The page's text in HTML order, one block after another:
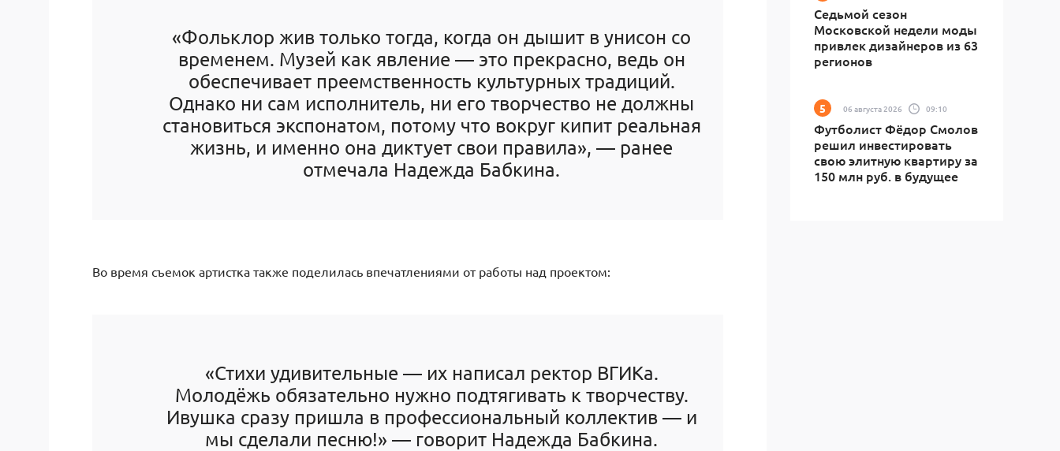
«Фольклор жив только тогда, когда он дышит в унисон со
временем. Музей как явление — это прекрасно, ведь он
обеспечивает преемственность культурных традиций.
Однако ни сам исполнитель, ни его творчество не должны
становиться экспонатом, потому что вокруг кипит реальная
жизнь, и именно она диктует свои правила», — ранее
отмечала Надежда Бабкина.
Во время съемок артистка также поделилась впечатлениями от работы над проектом:
«Стихи удивительные — их написал ректор ВГИКа.
Молодёжь обязательно нужно подтягивать к творчеству.
Ивушка сразу пришла в профессиональный коллектив — и
мы сделали песню!» — говорит Надежда Бабкина.
Седьмой сезон
Московской недели моды
привлек дизайнеров из 63
регионов
06 августа 2026 09:10
Футболист Фёдор Смолов
решил инвестировать
свою элитную квартиру за
150 млн руб. в будущее